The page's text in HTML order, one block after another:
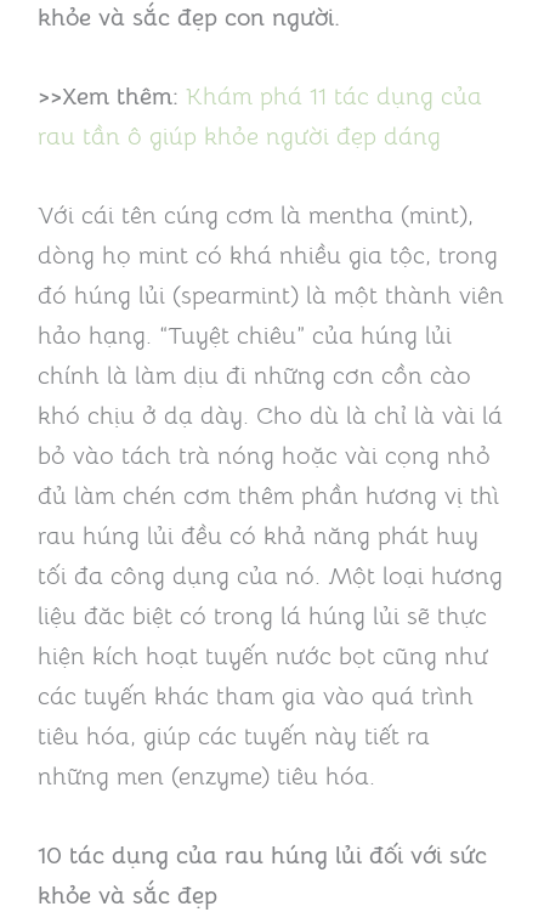
khỏe và sắc đẹp con người.
>>Xem thêm: Khám phá 11 tác dụng của
rau tần ô giúp khỏe người đẹp dáng
Với cái tên cúng cơm là mentha (mint),
dòng họ mint có khá nhiều gia tộc, trong
đó húng lủi (spearmint) là một thành viên
hảo hạng. “Tuyệt chiêu” của húng lủi
chính là làm dịu đi những cơn cồn cào
khó chịu ở dạ dày. Cho dù là chỉ là vài lá
bỏ vào tách trà nóng hoặc vài cọng nhỏ
đủ làm chén cơm thêm phần hương vị thì
rau húng lủi đều có khả năng phát huy
tối đa công dụng của nó. Một loại hương
liệu đăc biệt có trong lá húng lủi sẽ thực
hiện kích hoạt tuyến nước bọt cũng như
các tuyến khác tham gia vào quá trình
tiêu hóa, giúp các tuyến này tiết ra
những men (enzyme) tiêu hóa.
10 tác dụng của rau húng lủi đối với sức
khỏe và sắc đẹp